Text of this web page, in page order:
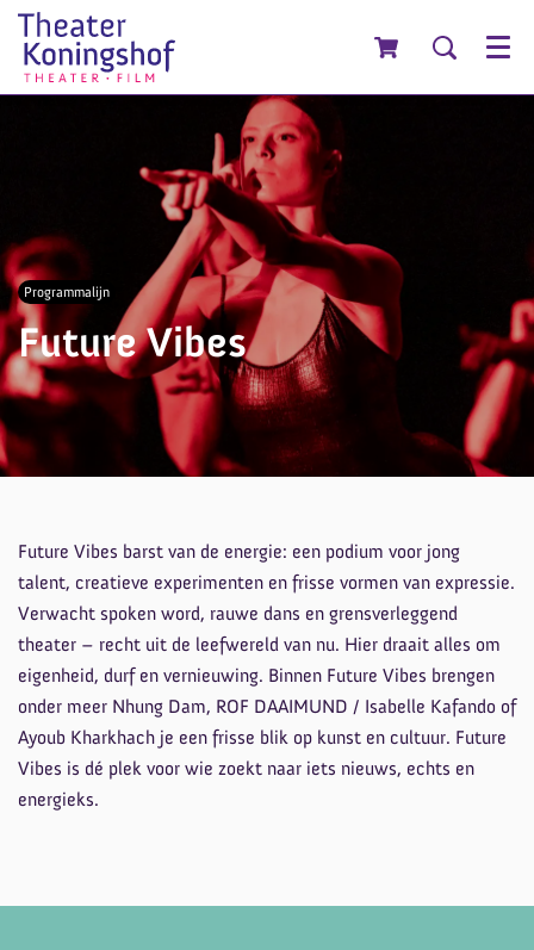
Menu
Programmalijn
Future Vibes
Future Vibes barst van de energie: een podium voor jong
talent, creatieve experimenten en frisse vormen van expressie.
Verwacht spoken word, rauwe dans en grensverleggend
theater – recht uit de leefwereld van nu. Hier draait alles om
eigenheid, durf en vernieuwing. Binnen Future Vibes brengen
onder meer Nhung Dam, ROF DAAIMUND / Isabelle Kafando of
Ayoub Kharkhach je een frisse blik op kunst en cultuur. Future
Vibes is dé plek voor wie zoekt naar iets nieuws, echts en
energieks.